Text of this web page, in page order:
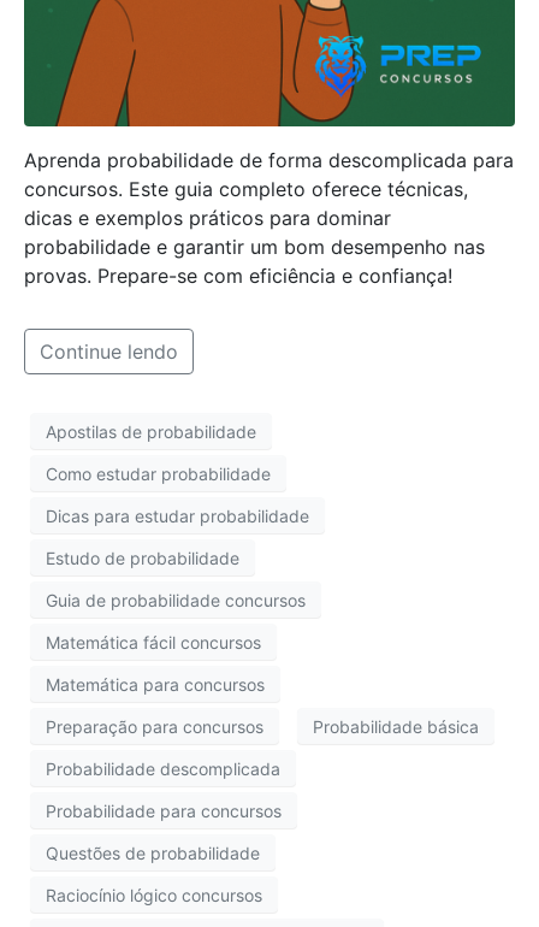
Aprenda probabilidade de forma descomplicada para
concursos. Este guia completo oferece técnicas,
dicas e exemplos práticos para dominar
probabilidade e garantir um bom desempenho nas
provas. Prepare-se com eficiência e confiança!
Continue lendo
Apostilas de probabilidade
Como estudar probabilidade
Dicas para estudar probabilidade
Estudo de probabilidade
Guia de probabilidade concursos
Matemática fácil concursos
Matemática para concursos
Preparação para concursos Probabilidade básica
Probabilidade descomplicada
Probabilidade para concursos
Questões de probabilidade
Raciocínio lógico concursos